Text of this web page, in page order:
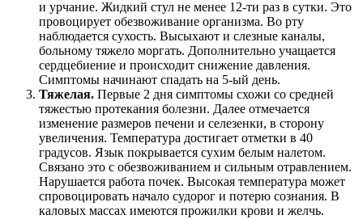
и урчание. Жидкий стул не менее 12-ти раз в сутки. Это
провоцирует обезвоживание организма. Во рту
наблюдается сухость. Высыхают и слезные каналы,
больному тяжело моргать. Дополнительно учащается
сердцебиение и происходит снижение давления.
Симптомы начинают спадать на 5-ый день.
Тяжелая. Первые 2 дня симптомы схожи со средней
тяжестью протекания болезни. Далее отмечается
изменение размеров печени и селезенки, в сторону
увеличения. Температура достигает отметки в 40
градусов. Язык покрывается сухим белым налетом.
Связано это с обезвоживанием и сильным отравлением.
Нарушается работа почек. Высокая температура может
спровоцировать начало судорог и потерю сознания. В
каловых массах имеются прожилки крови и желчь.